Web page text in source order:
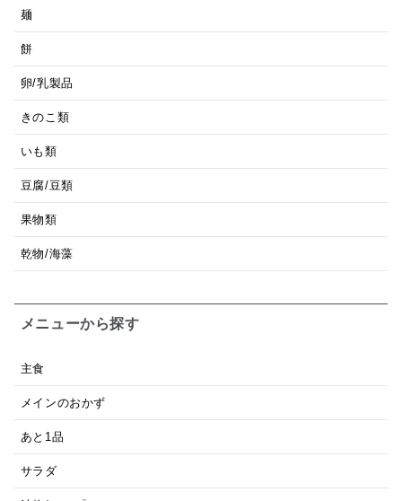
麺
餅
卵/乳製品
きのこ類
いも類
豆腐/豆類
果物類
乾物/海藻
メニューから探す
主食
メインのおかず
あと1品
サラダ